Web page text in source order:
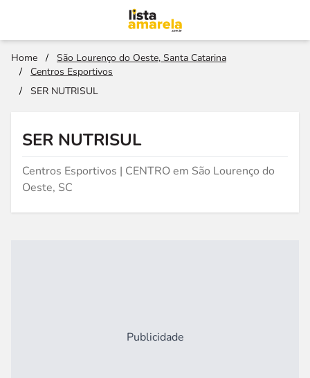
Home /
São Lourenço do Oeste, Santa Catarina
/
Centros Esportivos
/
SER NUTRISUL
SER NUTRISUL
Centros Esportivos | CENTRO em São Lourenço do
Oeste, SC
Publicidade